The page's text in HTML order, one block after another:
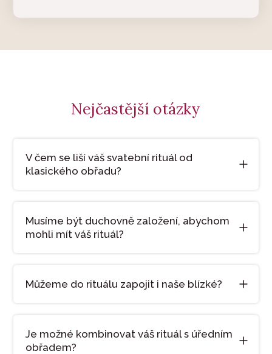
Nejčastější otázky
V čem se liší váš svatební rituál od
klasického obřadu?
Musíme být duchovně založení, abychom
mohli mít váš rituál?
Můžeme do rituálu zapojit i naše blízké?
Je možné kombinovat váš rituál s úředním
obřadem?